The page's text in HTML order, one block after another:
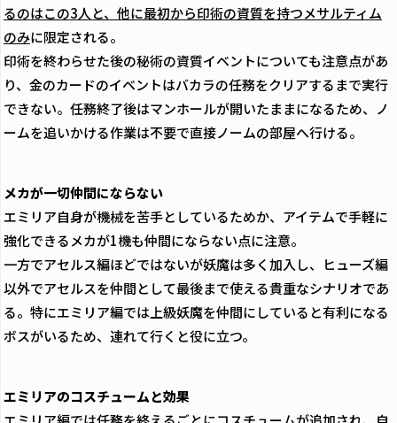
るのはこの3人と、他に最初から印術の資質を持つメサルティム
のみに限定される。
印術を終わらせた後の秘術の資質イベントについても注意点があ
り、金のカードのイベントはバカラの任務をクリアするまで実行
できない。任務終了後はマンホールが開いたままになるため、ノ
ームを追いかける作業は不要で直接ノームの部屋へ行ける。
メカが一切仲間にならない
エミリア自身が機械を苦手としているためか、アイテムで手軽に
強化できるメカが1機も仲間にならない点に注意。
一方でアセルス編ほどではないが妖魔は多く加入し、ヒューズ編
以外でアセルスを仲間として最後まで使える貴重なシナリオであ
る。特にエミリア編では上級妖魔を仲間にしていると有利になる
ボスがいるため、連れて行くと役に立つ。
エミリアのコスチュームと効果